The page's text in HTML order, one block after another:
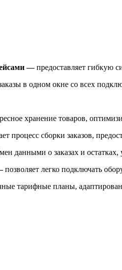
—предоставляет гибкую
в одном окне со всех
хранение товаров,
процесс сборки заказов,
данными о заказах и
позволяет легко подключать
тарифные планы,